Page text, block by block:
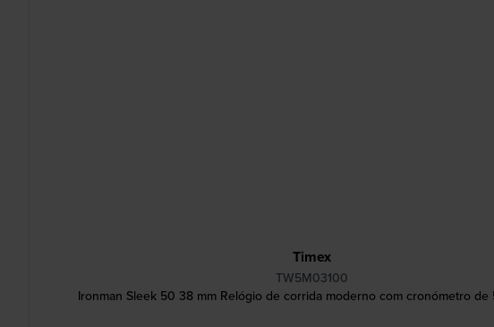
Timex
TW5M03100
Ironman Sleek 50 38 mm Relógio de corrida moderno com cronómetro de